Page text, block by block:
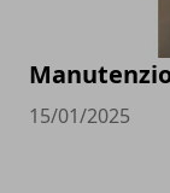
15/01/2025